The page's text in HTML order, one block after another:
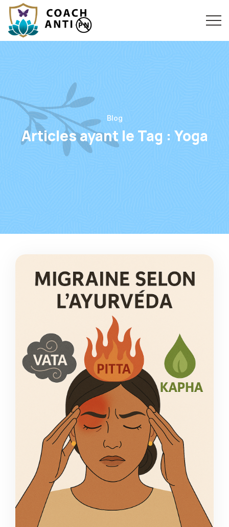
Blog
Articles ayant le Tag : Yoga